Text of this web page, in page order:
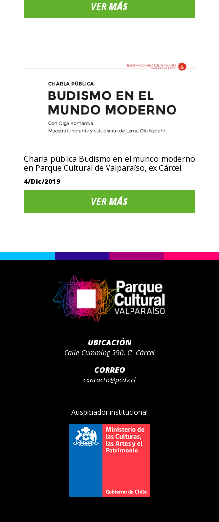
VERMÁS
Charla pública Budismo en el mundo moderno
en Parque Cultural de Valparaíso, ex Cárcel.
4/Dic/2019
VERMÁS
UBICACIÓN
Calle Cumming 590, C° Cárcel
CORREO
contacto@pcdv.cl
Auspiciador institucional